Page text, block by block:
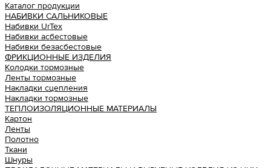
Каталог продукции
НАБИВКИ САЛЬНИКОВЫЕ
Набивки UrTex
Набивки асбестовые
Набивки безасбестовые
ФРИКЦИОННЫЕ ИЗДЕЛИЯ
Колодки тормозные
Ленты тормозные
Накладки сцепления
Накладки тормозные
ТЕПЛОИЗОЛЯЦИОННЫЕ МАТЕРИАЛЫ
Картон
Ленты
Полотно
Ткани
Шнуры